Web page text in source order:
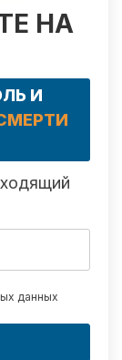
НА
И
данных